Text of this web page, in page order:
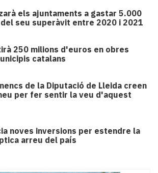
els ajuntaments a gastar 5.000
seu superàvit entre 2020 i 2021
250 milions d'euros en obres
catalans
de la Diputació de Lleida creen
per fer sentir la veu d'aquest
noves inversions per estendre la
arreu del país